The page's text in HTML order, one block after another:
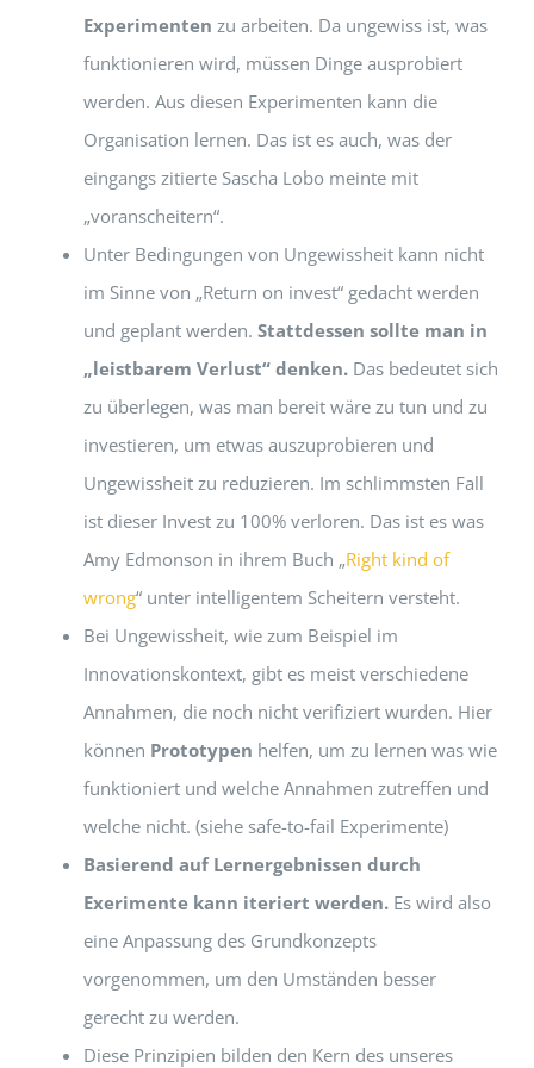
Experimenten zu arbeiten. Da ungewiss ist, was
funktionieren wird, müssen Dinge ausprobiert
werden. Aus diesen Experimenten kann die
Organisation lernen. Das ist es auch, was der
eingangs zitierte Sascha Lobo meinte mit
„voranscheitern“.
Unter Bedingungen von Ungewissheit kann nicht
im Sinne von „Return on invest“ gedacht werden
und geplant werden. Stattdessen sollte man in
„leistbarem Verlust“ denken.Das bedeutet sich
zu überlegen, was man bereit wäre zu tun und zu
investieren, um etwas auszuprobieren und
Ungewissheit zu reduzieren. Im schlimmsten Fall
ist dieser Invest zu 100% verloren. Das ist es was
Amy Edmonson in ihrem Buch „Right kind of
wrong“ unter intelligentem Scheitern versteht.
Bei Ungewissheit, wie zum Beispiel im
Innovationskontext, gibt es meist verschiedene
Annahmen, die noch nicht verifiziert wurden. Hier
können Prototypen helfen, um zu lernen was wie
funktioniert und welche Annahmen zutreffen und
welche nicht. (siehe safe-to-fail Experimente)
Basierend auf Lernergebnissen durch
Exerimente kann iteriert werden.Es wird also
eine Anpassung des Grundkonzepts
vorgenommen, um den Umständen besser
gerecht zu werden.
Diese Prinzipien bilden den Kern des unseres